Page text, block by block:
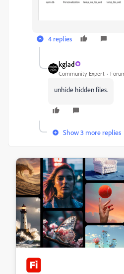
4 replies
kglad
Community Expert
unhide hidden files.
Show 3 more replies